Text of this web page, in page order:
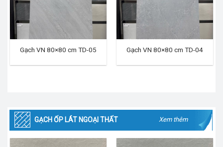
Gạch VN 80×80 cm TD-05 Gạch VN 80×80 cm TD-04
GẠCH ỐP LÁT NGOẠI THẤT Xem thêm